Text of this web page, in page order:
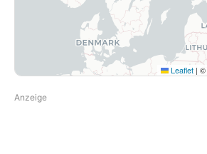
Leaflet | ©
Anzeige